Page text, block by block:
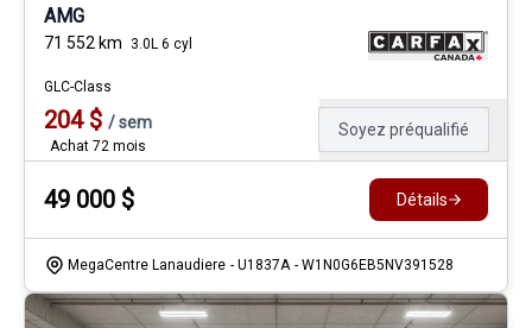
AMG
71 552 km 3.0L 6 cyl
GLC-Class
204$ /sem
Achat 72 mois
Soyez préqualifié
49 000 $ Détails
MegaCentre Lanaudiere - U1837A - W1N0G6EB5NV391528